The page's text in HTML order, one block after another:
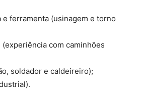
e ferramenta (usinagem e torno
com caminhões
soldador e caldeireiro);